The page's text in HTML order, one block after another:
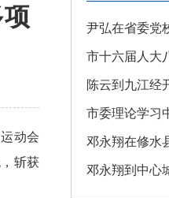
动会
斩获
尹弘在省委党
教育专题党课
市十六届人大
陈云到九江经
市委理论学习
育整改整治工
邓永翔在修水
邓永翔到中心